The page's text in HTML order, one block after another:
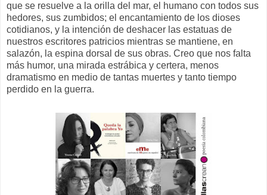
que se resuelve a la orilla del mar, el humano con todos sus
hedores, sus zumbidos; el encantamiento de los dioses
cotidianos, y la intención de deshacer las estatuas de
nuestros escritores patricios mientras se mantiene, en
salazón, la espina dorsal de sus obras. Creo que nos falta
más humor, una mirada estrábica y certera, menos
dramatismo en medio de tantas muertes y tanto tiempo
perdido en la guerra.